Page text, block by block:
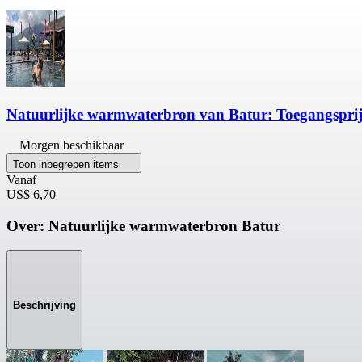
Natuurlijke warmwaterbron van Batur:
Morgen beschikbaar
Toon inbegrepen items
Vanaf
US$ 6,70
Over: Natuurlijke warmwaterbron Batur
Beschrijving